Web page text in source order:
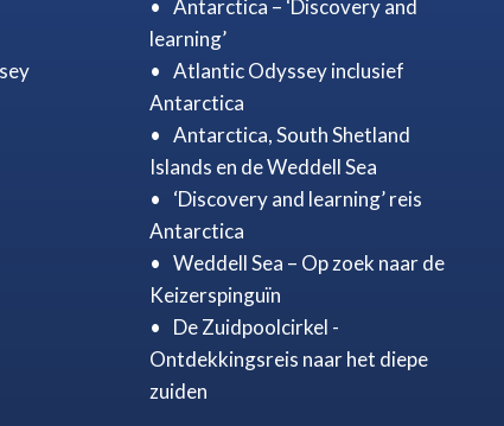
Antarctica – ‘Discovery and
learning’
Atlantic Odyssey inclusief
Antarctica
Antarctica, South Shetland
Islands en de Weddell Sea
‘Discovery and learning’ reis
Antarctica
Weddell Sea – Op zoek naar de
Keizerspinguïn
De Zuidpoolcirkel -
Ontdekkingsreis naar het diepe
zuiden